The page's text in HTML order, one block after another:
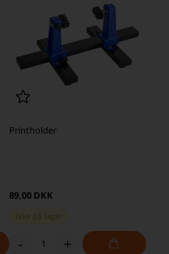
Printholder
89,00 DKK
Ikke på lager
- +